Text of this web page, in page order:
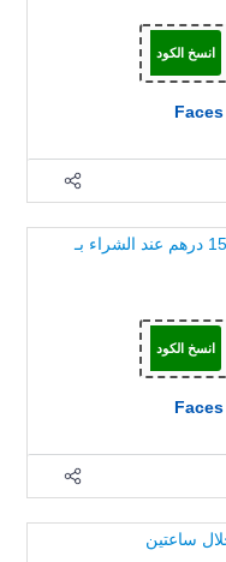
انسخ الكود
كود خصم وجوه الامارات بطاقة هدايا 150 درهم عند الشراء بـ
انسخ الكود
ساعتين